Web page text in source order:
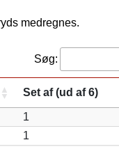
medregnes.
Søg:
Set af (ud af 6)
1
1